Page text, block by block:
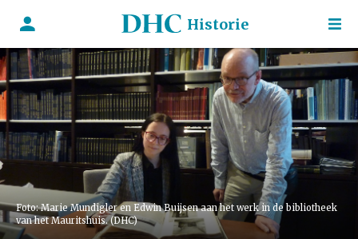
Historie
Foto: Marie Mundigler en Edwin Buijsen aan het werk in de bibliotheek
van het Mauritshuis. (DHC)